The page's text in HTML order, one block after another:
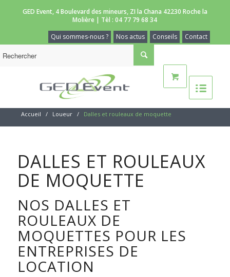
GED Event, 4 Boulevard des mineurs, ZI la Chana 42230 Roche la
Molière | Tèl :04 77 79 68 34
Contact
Conseils
Nos actus
Qui sommes-nous ?
Accueil / Loueur / Dalles et rouleaux de moquette
DALLES ET ROULEAUX
DE MOQUETTE
NOS DALLES ET
ROULEAUX DE
MOQUETTES POUR LES
ENTREPRISES DE
LOCATION